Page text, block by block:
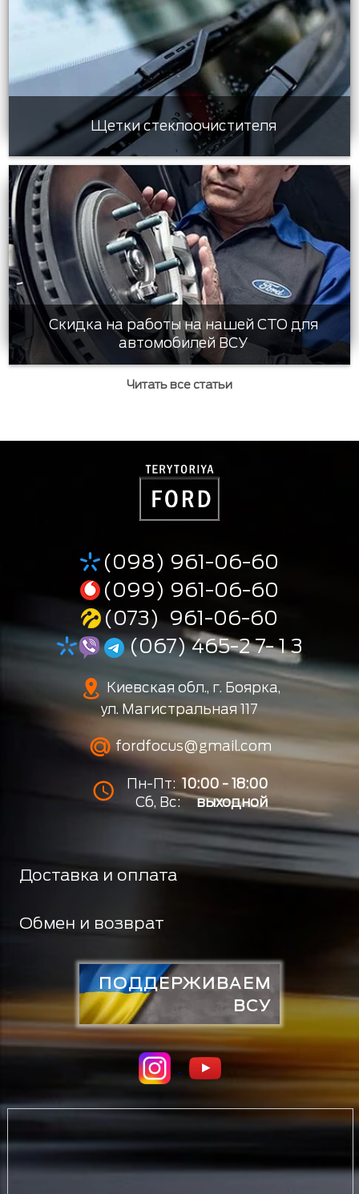
Щетки стеклоочистителя
Скидка на работы на нашей СТО для
автомобилей ВСУ
Читать все статьи
(098) 961-06-60
(099) 961-06-60
(073) 961-06-60
(067) 465-2 7- 1 3
Киевская обл., г. Боярка,
ул. Магистральная 117
fordfocus@gmail.com
Пн-Пт: 10:00 - 18:00
Сб, Вс:
выходной
Доставка и оплата
Обмен и возврат
ПОДДЕРЖИВАЕМ
ВСУ